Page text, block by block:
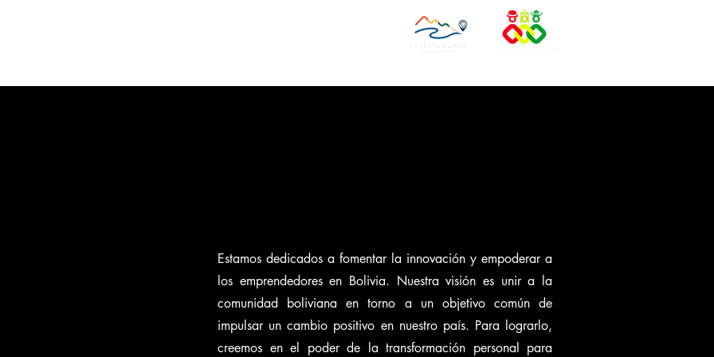
Estamos dedicados a fomentar la innovación y empoderar a
los emprendedores en Bolivia. Nuestra visión es unir a la
comunidad boliviana en torno a un objetivo común de
impulsar un cambio positivo en nuestro país. Para lograrlo,
creemos en el poder de la transformación personal para